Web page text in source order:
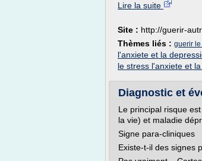
Lire la suite
Site : http://guerir-
Thèmes liés : guerir
l'anxiete et la
le stress l'anxiete et
Diagnostic et
Le principal risque
la vie) et maladie
Signe para-cliniques
Existe-t-il des signes